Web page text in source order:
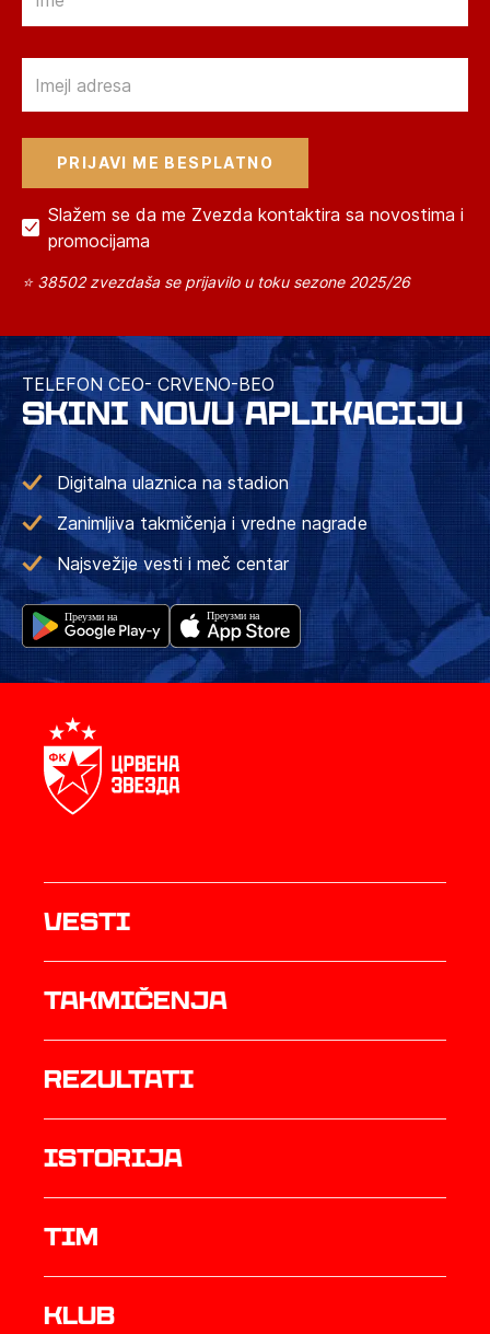
Slažem se da me Zvezda kontaktira sa novostima i
promocijama
⭐ 38502 zvezdaša se prijavilo u toku sezone 2025/26
TELEFON CEO- CRVENO-BEO
SKINI NOVU APLIKACIJU
Digitalna ulaznica na stadion
Zanimljiva takmičenja i vredne nagrade
Najsvežije vesti i meč centar
Vesti
Takmičenja
rezultati
istorija
TIM
Klub